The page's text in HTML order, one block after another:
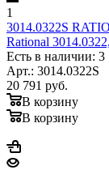
1
3014.0322S
Rational
Есть в наличии: 3
Арт.: 3014.0322S
20 791 руб.
В корзину
В корзину